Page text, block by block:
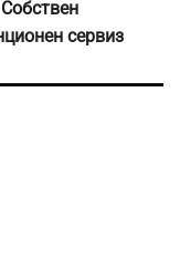
Собствен
сервиз